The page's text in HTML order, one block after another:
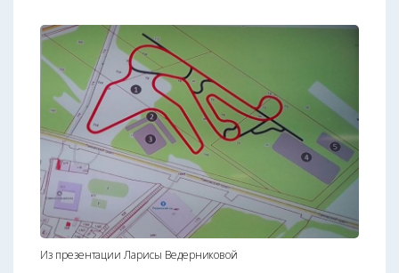
Из презентации Ларисы Ведерниковой